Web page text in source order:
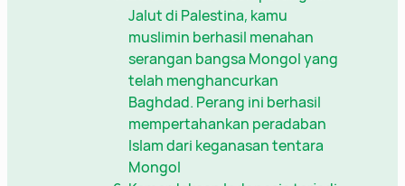
Jalut di Palestina, kamu
muslimin berhasil menahan
serangan bangsa Mongol yang
telah menghancurkan
Baghdad. Perang ini berhasil
mempertahankan peradaban
Islam dari keganasan tentara
Mongol